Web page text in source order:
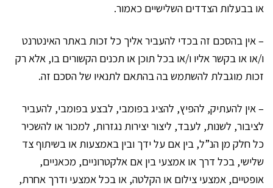
או בבעלות הצדדים השלישיים כאמור.
– אין בהסכם זה בכדי להעביר אליך כל זכות באתר האינטרנט
ו/או או בקשר אליו ו/או בכל תוכן או תכנים הקשורים בו, אלא רק
זכות מוגבלת להשתמש בה בהתאם לתנאיו של הסכם זה.
– אין להעתיק, להפיץ, להציג בפומבי, לבצע בפומבי, להעביר
לציבור, לשנות, לעבד, ליצור יצירות נגזרות, למכור או להשכיר
כל חלק מן הנ”ל, בין אם על ידך ובין באמצעות או בשיתוף צד
שלישי, בכל דרך או אמצעי בין אם אלקטרוניים, מכאניים,
אופטיים, אמצעי צילום או הקלטה, או בכל אמצעי ודרך אחרת,